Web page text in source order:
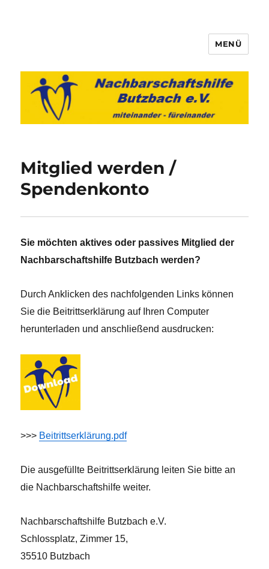
Nachbarschaftshilfe Butzbach
e.V.
MENÜ
Mitglied werden /
Spendenkonto
Sie möchten aktives oder passives Mitglied der
Nachbarschaftshilfe Butzbach werden?
Durch Anklicken des nachfolgenden Links können
Sie die Beitrittserklärung auf Ihren Computer
herunterladen und anschließend ausdrucken:
>>> Beitrittserklärung.pdf
Die ausgefüllte Beitrittserklärung leiten Sie bitte an
die Nachbarschaftshilfe weiter.
Nachbarschaftshilfe Butzbach e.V.
Schlossplatz, Zimmer 15,
35510 Butzbach